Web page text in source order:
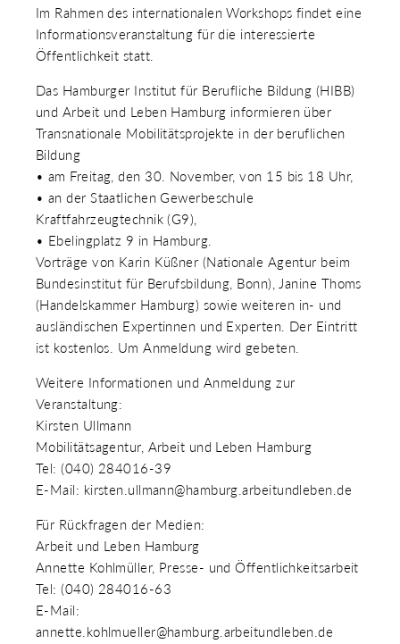
Im Rahmen des internationalen Workshops findet eine
Informationsveranstaltung für die interessierte
Öffentlichkeit statt.
Das Hamburger Institut für Berufliche Bildung (HIBB)
und Arbeit und Leben Hamburg informieren über
Transnationale Mobilitätsprojekte in der beruflichen
Bildung
• am Freitag, den 30. November, von 15 bis 18 Uhr,
• an der Staatlichen Gewerbeschule
Kraftfahrzeugtechnik (G9),
• Ebelingplatz 9 in Hamburg.
Vorträge von Karin Küßner (Nationale Agentur beim
Bundesinstitut für Berufsbildung, Bonn), Janine Thoms
(Handelskammer Hamburg) sowie weiteren in- und
ausländischen Expertinnen und Experten. Der Eintritt
ist kostenlos. Um Anmeldung wird gebeten.
Weitere Informationen und Anmeldung zur
Veranstaltung:
Kirsten Ullmann
Mobilitätsagentur, Arbeit und Leben Hamburg
Tel: (040) 284016-39
E-Mail: kirsten.ullmann@hamburg.arbeitundleben.de
Für Rückfragen der Medien:
Arbeit und Leben Hamburg
Annette Kohlmüller, Presse- und Öffentlichkeitsarbeit
Tel: (040) 284016-63
E-Mail:
annette.kohlmueller@hamburg.arbeitundleben.de